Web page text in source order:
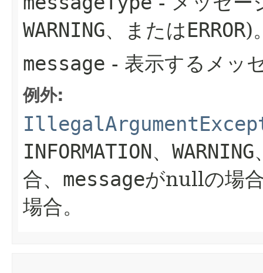
WARNING、またはERROR)
message - 表示するメッ
例外:
INFORMATION、 WARNING
合、 messageがnullの場
場合。